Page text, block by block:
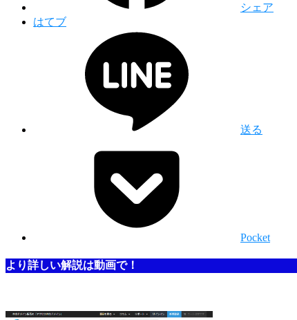
シェア
はてブ
送る
Pocket
より詳しい解説は動画で！